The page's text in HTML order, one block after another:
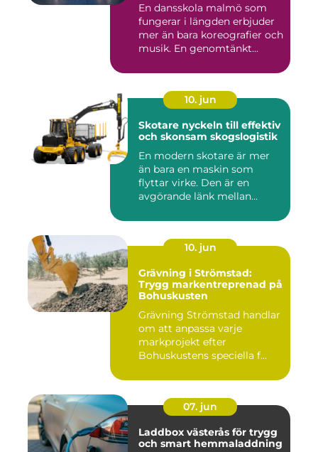
En dansskola malmö som
fungerar i längden erbjuder
mer än bara koreografier och
musik. En genomtänkt...
10. jun
Skotare nyckeln till effektiv
och skonsam skogslogistik
En modern skotare är mer
än bara en maskin som
flyttar virke. Den är en
avgörande länk mellan
10. jun
Grävning i Strömstad:
Trygg markentreprenad på
Bohuskusten
Grävning Strömstad handlar
om att anpassa varje
markprojekt efter
Bohuskustens speciella f...
07. jun
Laddbox västerås för trygg
och smart hemmaladdning